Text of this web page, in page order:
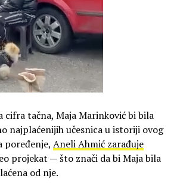
cifra tačna, Maja Marinković bi bila
najplaćenijih učesnica u istoriji ovog
poređenje, Aneli Ahmić zarađuje
projekat — što znači da bi Maja bila
od nje.